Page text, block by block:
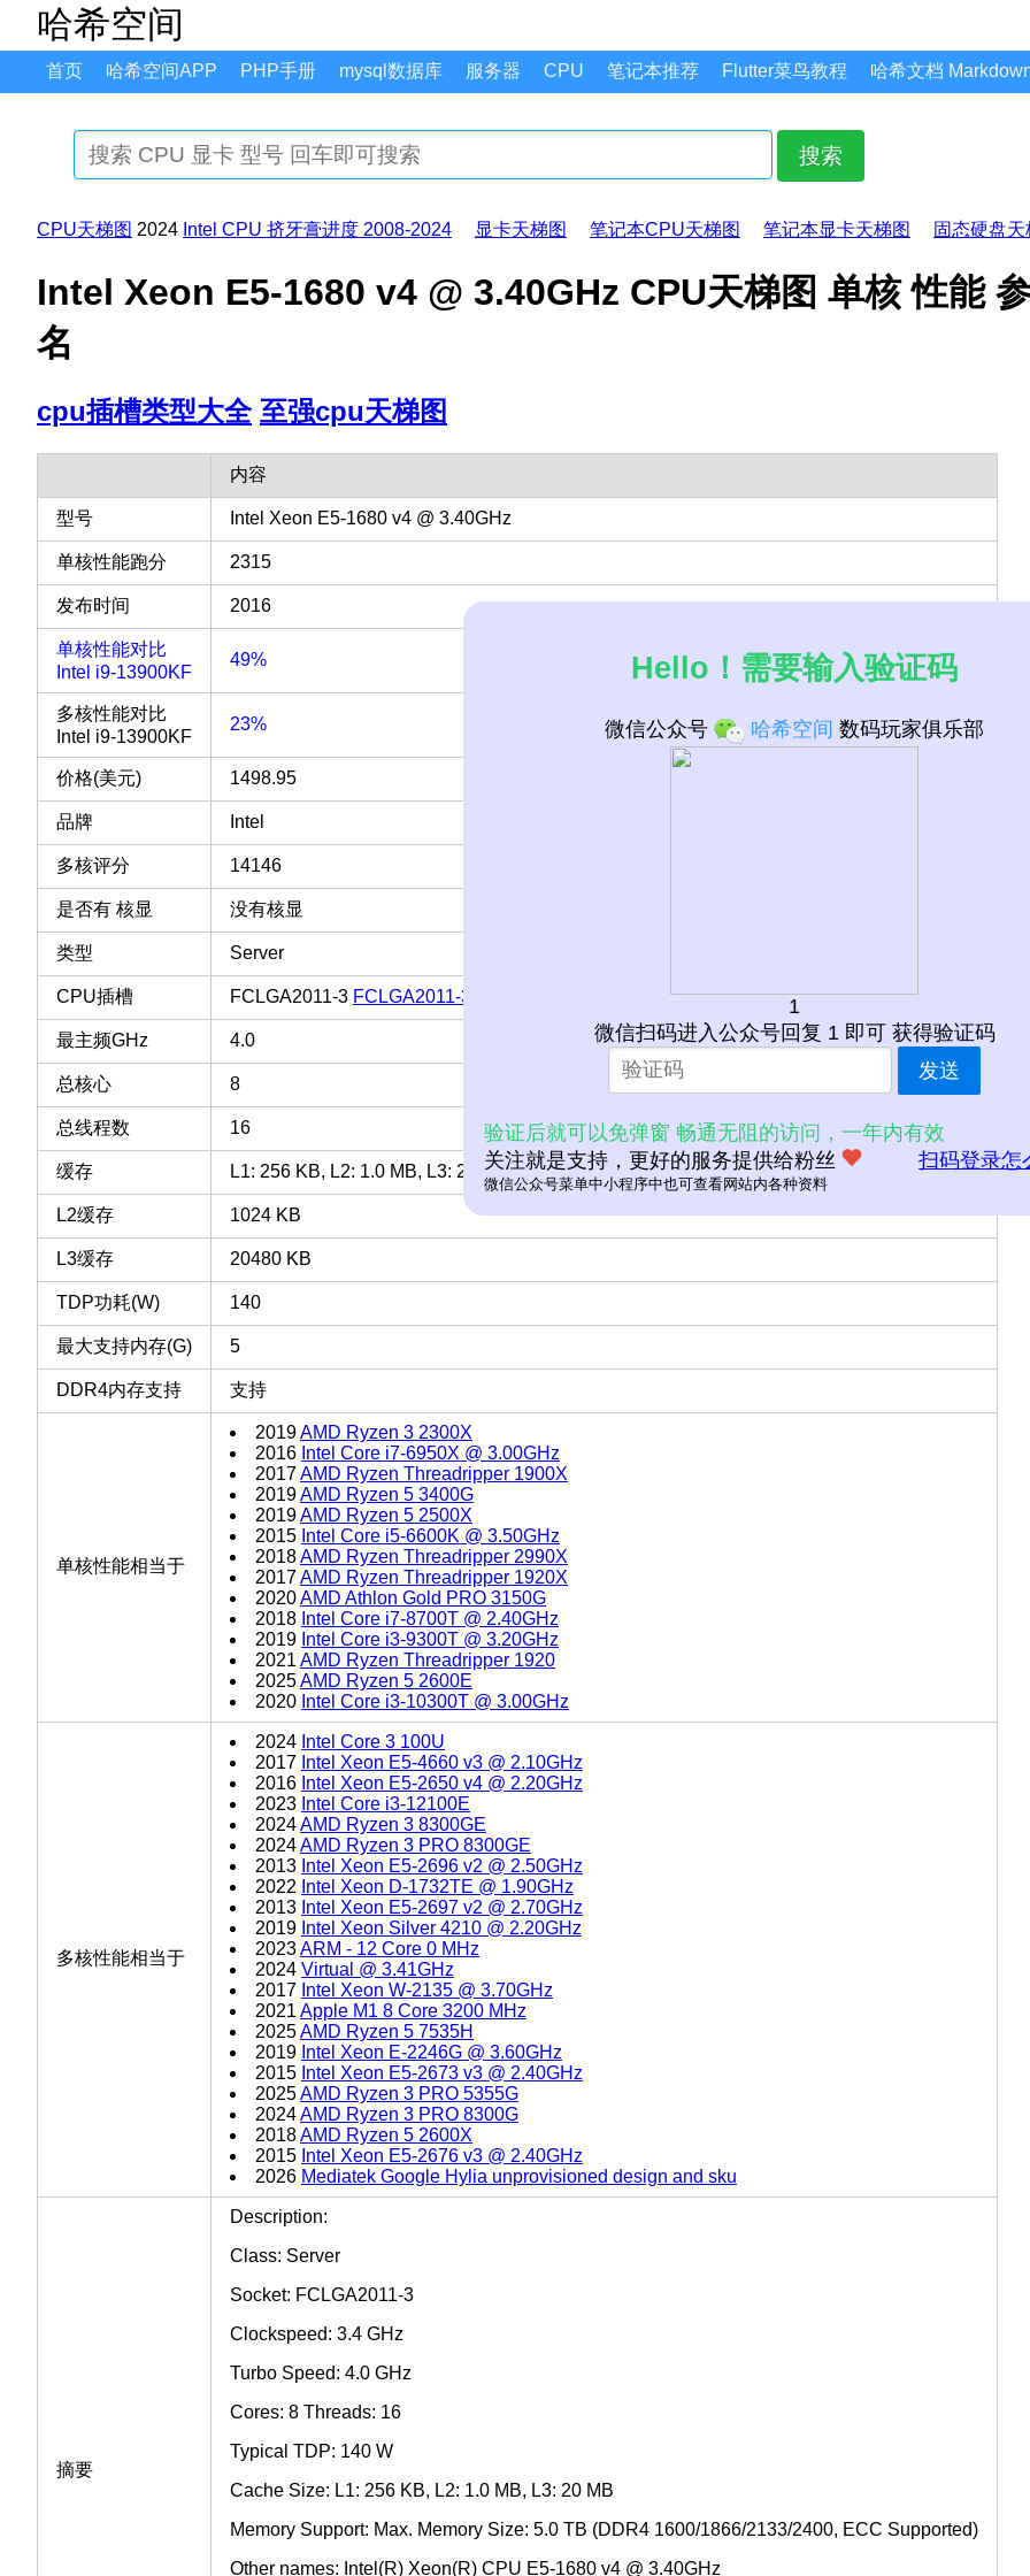
哈希空间
首页 哈希空间APP PHP手册 mysql数据库 服务器 CPU 笔记本推荐 Flutter菜鸟教程 哈希文档
搜索
CPU天梯图 2024 Intel CPU 挤牙膏进度 2008-2024 显卡天梯图 笔记本CPU天梯图 笔记本显卡天梯图 固态硬盘天
Intel Xeon E5-1680 v4 @ 3.40GHz CPU天梯图 单核 性能
名
cpu插槽类型大全 至强cpu天梯图
内容
型号 Intel Xeon E5-1680 v4 @ 3.40GHz
单核性能跑分 2315
发布时间 2016
单核性能对比
Intel i9-13900KF
49%
多核性能对比
Intel i9-13900KF
23%
价格(美元) 1498.95
品牌 Intel
多核评分 14146
是否有 核显 没有核显
类型 Server
CPU插槽 FCLGA2011-3 FCLGA2011-3 插槽 接口 CPU列表
最主频GHz 4.0
总核心 8
总线程数 16
缓存 L1: 256 KB, L2: 1.0 MB, L3: 20 MB
L2缓存 1024 KB
L3缓存 20480 KB
TDP功耗(W) 140
最大支持内存(G) 5
DDR4内存支持 支持
单核性能相当于
2019AMD Ryzen 3 2300X
2016 Intel Core i7-6950X @ 3.00GHz
2017AMD Ryzen Threadripper 1900X
2019AMD Ryzen 5 3400G
2019AMD Ryzen 5 2500X
2015 Intel Core i5-6600K @ 3.50GHz
2018AMD Ryzen Threadripper 2990X
2017AMD Ryzen Threadripper 1920X
2020AMD Athlon Gold PRO 3150G
2018 Intel Core i7-8700T @ 2.40GHz
2019 Intel Core i3-9300T @ 3.20GHz
2021 AMD Ryzen Threadripper 1920
2025AMD Ryzen 5 2600E
2020 Intel Core i3-10300T @ 3.00GHz
多核性能相当于
2024 Intel Core 3 100U
2017 Intel Xeon E5-4660 v3 @ 2.10GHz
2016 Intel Xeon E5-2650 v4 @ 2.20GHz
2023 Intel Core i3-12100E
2024AMD Ryzen 3 8300GE
2024AMD Ryzen 3 PRO 8300GE
2013 Intel Xeon E5-2696 v2 @ 2.50GHz
2022 Intel Xeon D-1732TE @ 1.90GHz
2013 Intel Xeon E5-2697 v2 @ 2.70GHz
2019 Intel Xeon Silver 4210 @ 2.20GHz
2023ARM - 12 Core 0 MHz
2024 Virtual @ 3.41GHz
2017 Intel Xeon W-2135 @ 3.70GHz
2021 Apple M1 8 Core 3200 MHz
2025AMD Ryzen 5 7535H
2019 Intel Xeon E-2246G @ 3.60GHz
2015 Intel Xeon E5-2673 v3 @ 2.40GHz
2025AMD Ryzen 3 PRO 5355G
2024AMD Ryzen 3 PRO 8300G
2018AMD Ryzen 5 2600X
2015 Intel Xeon E5-2676 v3 @ 2.40GHz
2026 Mediatek Google Hylia unprovisioned design and sku
摘要
Description:
Class: Server
Socket: FCLGA2011-3
Clockspeed: 3.4 GHz
Turbo Speed: 4.0 GHz
Cores: 8 Threads: 16
Typical TDP: 140 W
Cache Size: L1: 256 KB, L2: 1.0 MB, L3: 20 MB
Memory Support: Max. Memory Size: 5.0 TB (DDR4 1600/1866/2133/2400, ECC Supported)
Other names: Intel(R) Xeon(R) CPU E5-1680 v4 @ 3.40GHz
Hello！需要输入验证码
微信公众号 哈希空间 数码玩家俱乐部
1
微信扫码进入公众号回复 1 即可 获得验证码
发送
验证后就可以免弹窗 畅通无阻的访问，一年内有效
关注就是支持，更好的服务提供给粉丝
扫码登录怎
微信公众号菜单中小程序中也可查看网站内各种资料